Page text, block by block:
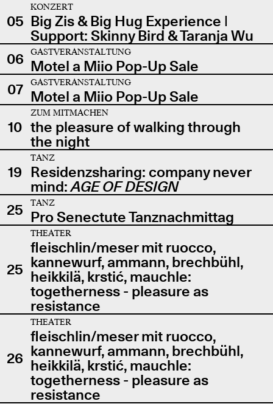
05
KONZERT
Big Zis & Big Hug Experience |
Support: Skinny Bird & Taranja Wu
06
GASTVERANSTALTUNG
Motel a Miio Pop-Up Sale
07
GASTVERANSTALTUNG
Motel a Miio Pop-Up Sale
10
ZUM MITMACHEN
the pleasure of walking through
the night
19
TANZ
Residenzsharing: company never
mind:AGE OF DESIGN
25
TANZ
Pro Senectute Tanznachmittag
25
THEATER
fleischlin/meser mit ruocco,
kannewurf, ammann, brechbühl,
heikkilä, krstić, mauchle:
togetherness - pleasure as
resistance
26
THEATER
fleischlin/meser mit ruocco,
kannewurf, ammann, brechbühl,
heikkilä, krstić, mauchle:
togetherness - pleasure as
resistance